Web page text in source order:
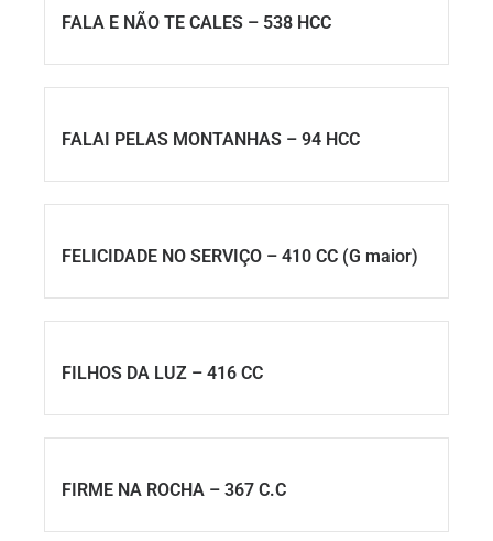
FALA E NÃO TE CALES – 538 HCC
FALAI PELAS MONTANHAS – 94 HCC
FELICIDADE NO SERVIÇO – 410 CC (G maior)
FILHOS DA LUZ – 416 CC
FIRME NA ROCHA – 367 C.C